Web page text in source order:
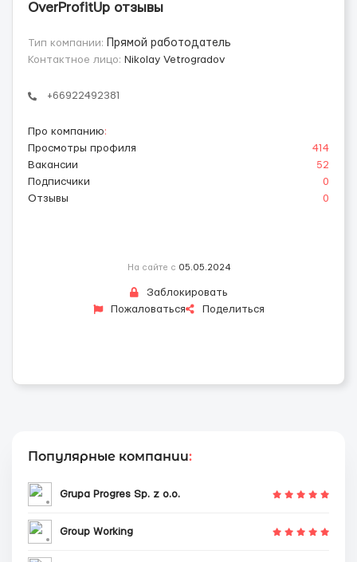
OverProfitUp отзывы
Тип компании:
Прямой работодатель
Контактное лицо: Nikolay Vetrogradov
+66922492381
Про компанию:
Просмотры профиля
414
Вакансии
52
Подписчики
0
Отзывы
0
На сайте с 05.05.2024
Заблокировать
Пожаловаться
Поделиться
Популярные компании:
Grupa Progres Sp. z o.o.
Group Working